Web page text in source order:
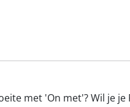
met 'On met'? Wil je